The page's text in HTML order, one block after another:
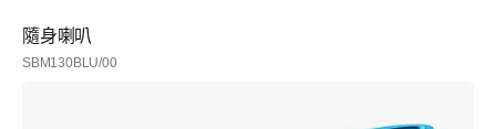
隨身喇叭
SBM130BLU/00